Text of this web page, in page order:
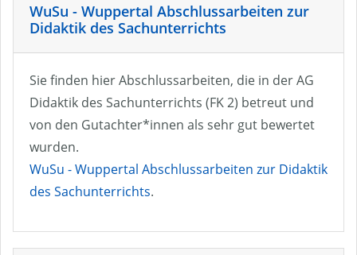
WuSu - Wuppertal Abschlussarbeiten zur
Didaktik des Sachunterrichts
Sie finden hier Abschlussarbeiten, die in der AG
Didaktik des Sachunterrichts (FK 2) betreut und
von den Gutachter*innen als sehr gut bewertet
wurden.
WuSu - Wuppertal Abschlussarbeiten zur Didaktik
des Sachunterrichts.